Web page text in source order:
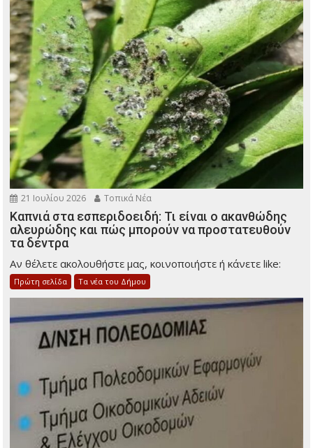
21 Ιουλίου 2026 Τοπικά Νέα
Καπνιά στα εσπεριδοειδή: Τι είναι ο ακανθώδης
αλευρώδης και πώς μπορούν να προστατευθούν
τα δέντρα
Αν θέλετε ακολουθήστε μας, κοινοποιήστε ή κάνετε like:
Πρώτη σελίδα Τα νέα του Δήμου